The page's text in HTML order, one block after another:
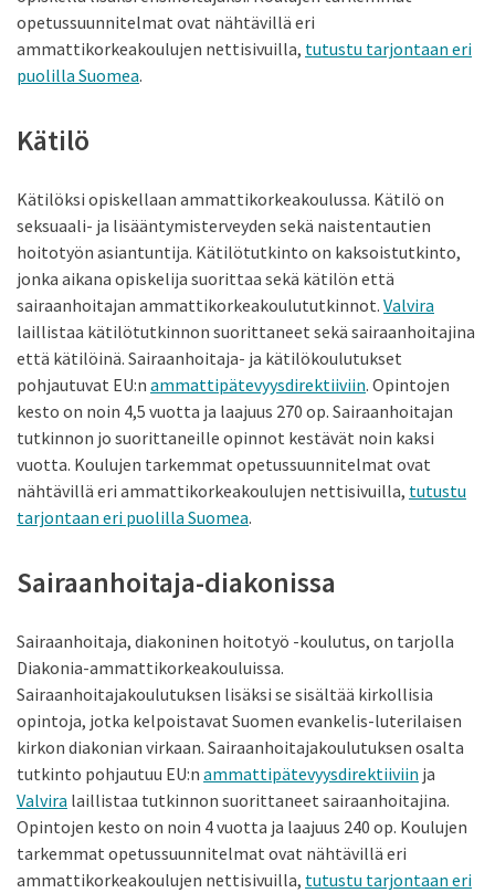
opetussuunnitelmat ovat nähtävillä eri
ammattikorkeakoulujen nettisivuilla, tutustu tarjontaan eri
puolilla Suomea.
Kätilö
Kätilöksi opiskellaan ammattikorkeakoulussa. Kätilö on
seksuaali- ja lisääntymisterveyden sekä naistentautien
hoitotyön asiantuntija. Kätilötutkinto on kaksoistutkinto,
jonka aikana opiskelija suorittaa sekä kätilön että
sairaanhoitajan ammattikorkeakoulututkinnot. Valvira
laillistaa kätilötutkinnon suorittaneet sekä sairaanhoitajina
että kätilöinä. Sairaanhoitaja- ja kätilökoulutukset
pohjautuvat EU:n ammattipätevyysdirektiiviin. Opintojen
kesto on noin 4,5 vuotta ja laajuus 270 op. Sairaanhoitajan
tutkinnon jo suorittaneille opinnot kestävät noin kaksi
vuotta. Koulujen tarkemmat opetussuunnitelmat ovat
nähtävillä eri ammattikorkeakoulujen nettisivuilla, tutustu
tarjontaan eri puolilla Suomea.
Sairaanhoitaja-diakonissa
Sairaanhoitaja, diakoninen hoitotyö -koulutus, on tarjolla
Diakonia-ammattikorkeakouluissa.
Sairaanhoitajakoulutuksen lisäksi se sisältää kirkollisia
opintoja, jotka kelpoistavat Suomen evankelis-luterilaisen
kirkon diakonian virkaan. Sairaanhoitajakoulutuksen osalta
tutkinto pohjautuu EU:n ammattipätevyysdirektiiviin ja
Valvira laillistaa tutkinnon suorittaneet sairaanhoitajina.
Opintojen kesto on noin 4 vuotta ja laajuus 240 op. Koulujen
tarkemmat opetussuunnitelmat ovat nähtävillä eri
ammattikorkeakoulujen nettisivuilla, tutustu tarjontaan eri